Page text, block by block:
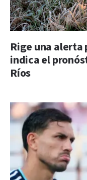
Rige una
indica el
Ríos